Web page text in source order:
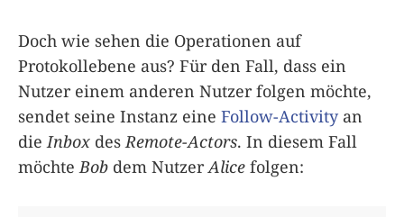
Doch wie sehen die Operationen auf
Protokollebene aus? Für den Fall, dass ein
Nutzer einem anderen Nutzer folgen möchte,
sendet seine Instanz eine Follow-Activity an
die Inbox des Remote-Actors. In diesem Fall
möchte Bob dem NutzerAlice folgen: